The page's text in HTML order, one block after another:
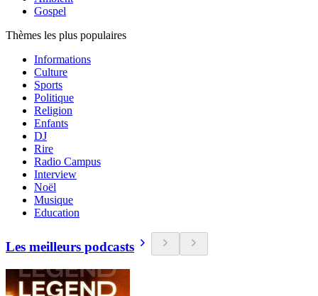
Gospel
Thèmes les plus populaires
Informations
Culture
Sports
Politique
Religion
Enfants
DJ
Rire
Radio Campus
Interview
Noël
Musique
Education
Les meilleurs podcasts